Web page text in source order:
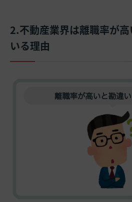
2.不動産業界は離職率が
いる理由